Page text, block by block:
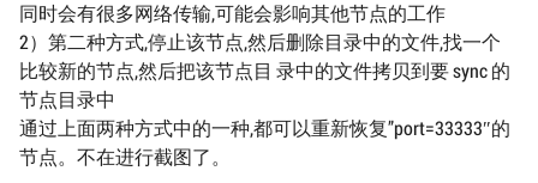
同时会有很多网络传输,可能会影响其他节点的工作
2）第二种方式,停止该节点,然后删除目录中的文件,找一个
比较新的节点,然后把该节点目 录中的文件拷贝到要 sync 的
节点目录中
通过上面两种方式中的一种,都可以重新恢复”port=33333″的
节点。不在进行截图了。